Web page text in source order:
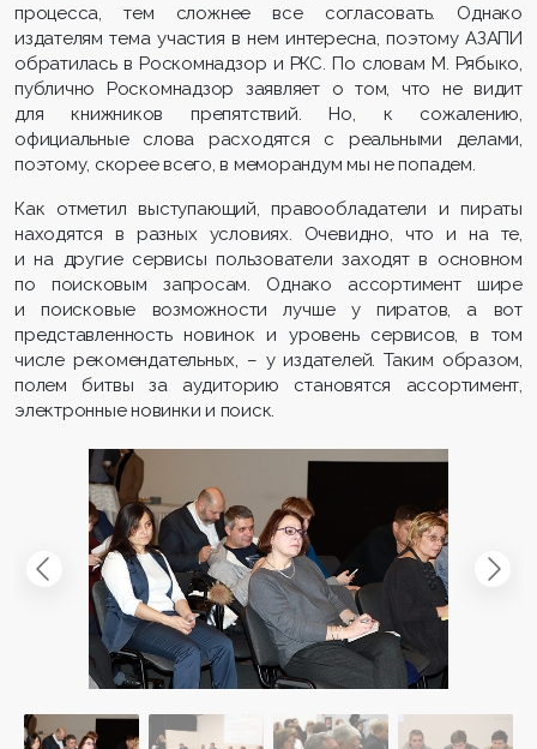
процесса, тем сложнее все согласовать. Однако
издателям тема участия в нем интересна, поэтому АЗАПИ
обратилась в Роскомнадзор и РКС. По словам М. Рябыко,
публично Роскомнадзор заявляет о том, что не видит
для книжников препятствий. Но, к сожалению,
официальные слова расходятся с реальными делами,
поэтому, скорее всего, в меморандум мы не попадем.
Как отметил выступающий, правообладатели и пираты
находятся в разных условиях. Очевидно, что и на те,
и на другие сервисы пользователи заходят в основном
по поисковым запросам. Однако ассортимент шире
и поисковые возможности лучше у пиратов, а вот
представленность новинок и уровень сервисов, в том
числе рекомендательных, – у издателей. Таким образом,
полем битвы за аудиторию становятся ассортимент,
электронные новинки и поиск.